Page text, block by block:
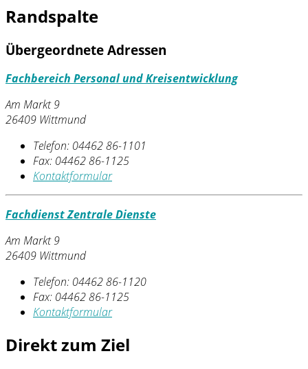
Randspalte
Übergeordnete Adressen
Fachbereich Personal und Kreisentwicklung
Am Markt 9
26409 Wittmund
Telefon: 04462 86-1101
Fax: 04462 86-1125
Kontaktformular
Fachdienst Zentrale Dienste
Am Markt 9
26409 Wittmund
Telefon: 04462 86-1120
Fax: 04462 86-1125
Kontaktformular
Direkt zum Ziel